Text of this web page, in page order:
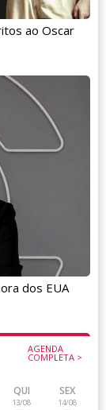
ao Oscar
dos EUA
AGENDA
COMPLETA >
QUI
13/08
SEX
14/08